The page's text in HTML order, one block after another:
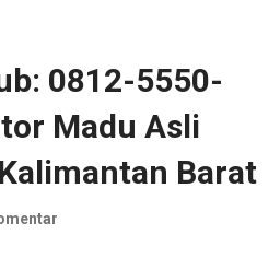
0812-5550-
Madu Asli
Barat